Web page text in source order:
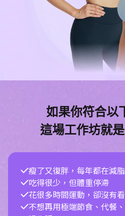
如果你符合以
這場工作坊就
瘦了又復胖，每年都在減脂
吃得很少，但體重停滯
花很多時間運動，卻沒有
不想再用極端節食、代餐